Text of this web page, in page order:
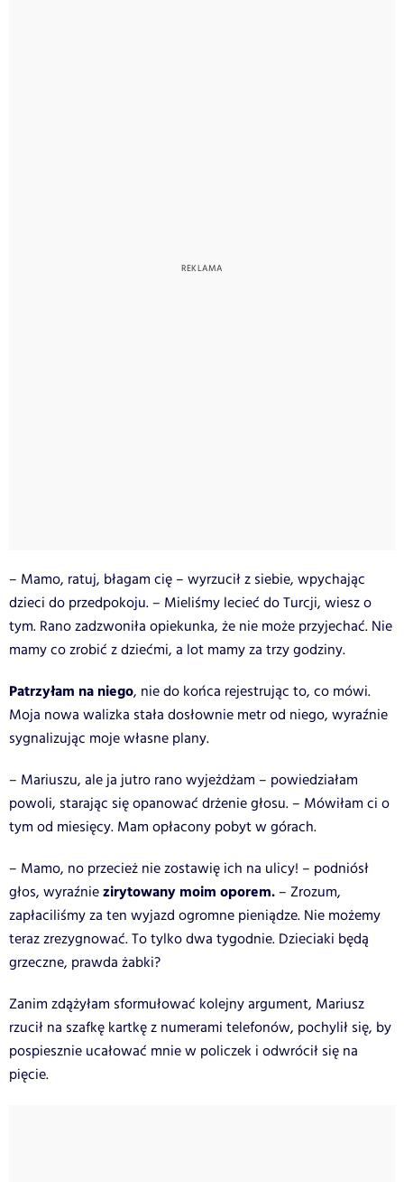
– Mamo, ratuj, błagam cię – wyrzucił z siebie, wpychając
dzieci do przedpokoju. – Mieliśmy lecieć do Turcji, wiesz o
tym. Rano zadzwoniła opiekunka, że nie może przyjechać. Nie
mamy co zrobić z dziećmi, a lot mamy za trzy godziny.
Patrzyłam na niego, nie do końca rejestrując to, co mówi.
Moja nowa walizka stała dosłownie metr od niego, wyraźnie
sygnalizując moje własne plany.
– Mariuszu, ale ja jutro rano wyjeżdżam – powiedziałam
powoli, starając się opanować drżenie głosu. – Mówiłam ci o
tym od miesięcy. Mam opłacony pobyt w górach.
– Mamo, no przecież nie zostawię ich na ulicy! – podniósł
głos, wyraźniezirytowany moim oporem. – Zrozum,
zapłaciliśmy za ten wyjazd ogromne pieniądze. Nie możemy
teraz zrezygnować. To tylko dwa tygodnie. Dzieciaki będą
grzeczne, prawda żabki?
Zanim zdążyłam sformułować kolejny argument, Mariusz
rzucił na szafkę kartkę z numerami telefonów, pochylił się, by
pospiesznie ucałować mnie w policzek i odwrócił się na
pięcie.